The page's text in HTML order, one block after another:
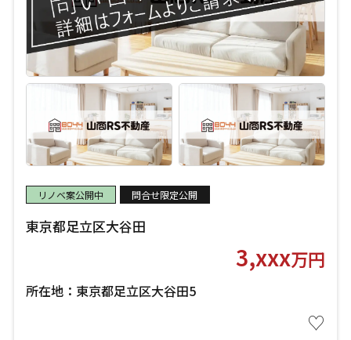
リノベ案公開中 問合せ限定公開
東京都足立区大谷田
3,xxx万円
所在地：東京都足立区大谷田5
♡